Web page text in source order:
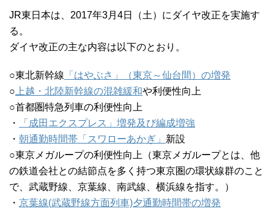
JR東日本は、2017年3月4日（土）にダイヤ改正を実施す
る。
ダイヤ改正の主な内容は以下のとおり。
○東北新幹線 「はやぶさ」（東京～仙台間）の増発
○ 上越・北陸新幹線の混雑緩和や利便性向上
○首都圏特急列車の利便性向上
・
「成田エクスプレス」増発及び編成増強
・ 朝通勤時間帯「スワローあかぎ」 新設
○東京メガループの利便性向上（東京メガループとは、他
の鉄道会社との結節点を多く持つ東京圏の環状線群のこと
で、武蔵野線、京葉線、南武線、横浜線を指す。）
・ 京葉線(武蔵野線方面列車)夕通勤時間帯の増発